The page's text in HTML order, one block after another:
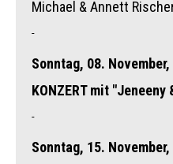
Michael & Annett
-
Sonntag, 08. November,
KONZERT mit "Jeneeny
-
Sonntag, 15. November,